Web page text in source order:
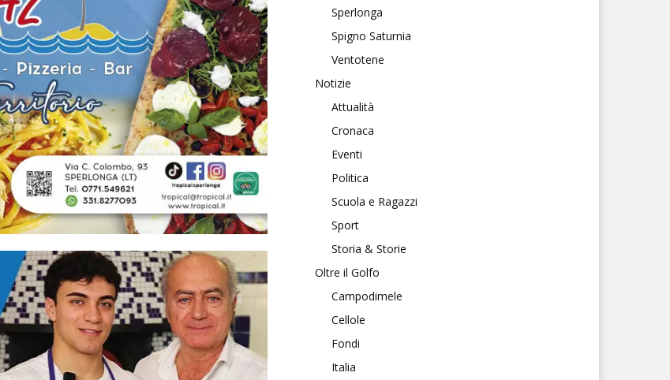
Sperlonga
Spigno Saturnia
Ventotene
Notizie
Attualità
Cronaca
Eventi
Politica
Scuola e Ragazzi
Sport
Storia & Storie
Oltre il Golfo
Campodimele
Cellole
Fondi
Italia